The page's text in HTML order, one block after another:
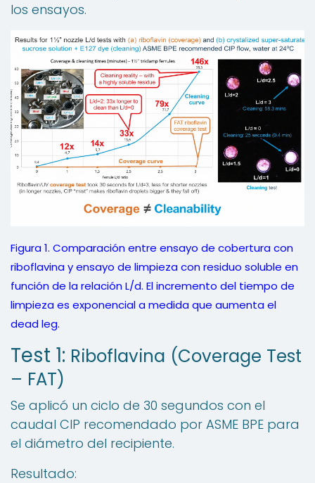
los ensayos.
Figura 1. Comparación entre ensayo de cobertura con
riboflavina y ensayo de limpieza con residuo soluble en
función de la relación L/d. El incremento del tiempo de
limpieza es exponencial a medida que aumenta el
dead leg.
Test 1: Riboflavina (Coverage Test
– FAT)
Se aplicó un ciclo de 30 segundos con el
caudal CIP recomendado por ASME BPE para
el diámetro del recipiente.
Resultado: